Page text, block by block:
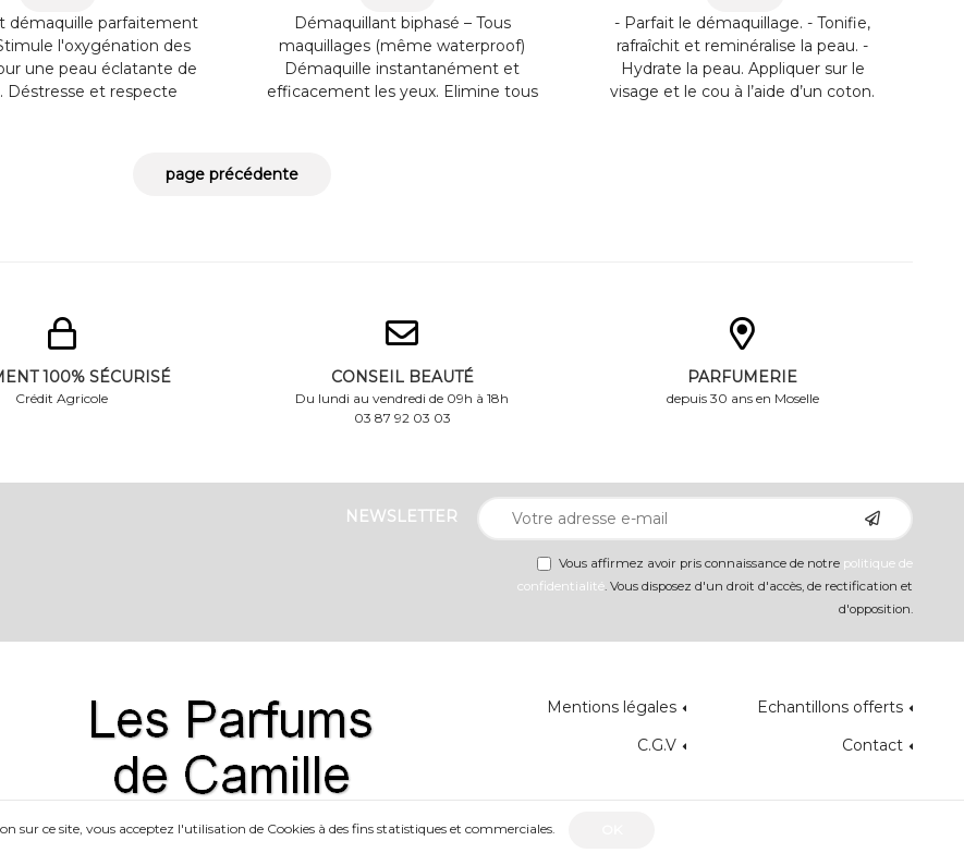
démaquille parfaitement
l'oxygénation des
une peau éclatante de
Déstresse et respecte
Démaquillant biphasé – Tous
maquillages (même waterproof)
Démaquille instantanément et
efficacement les yeux. Elimine tous
- Parfait le démaquillage. - Tonifie,
rafraîchit et reminéralise la peau. -
Hydrate la peau. Appliquer sur le
visage et le cou à l’aide d’un coton.
100% SÉCURISÉ
Crédit Agricole
CONSEIL BEAUTÉ
Du lundi au vendredi de 09h à 18h
03 87 92 03 03
PARFUMERIE
depuis 30 ans en Moselle
NEWSLETTER
Vous affirmez avoir pris connaissance de notre politique de
confidentialité. Vous disposez d'un droit d'accès, de rectification et
d'opposition.
Mentions légales
Echantillons offerts
C.G.V
Contact
sur ce site, vous acceptez l'utilisation de Cookies à des fins statistiques et commerciales.